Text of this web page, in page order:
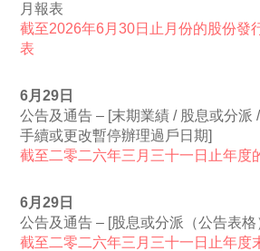
月報表
截至2026年6月30日止月份的股份發
表
6月29日
公告及通告 – [末期業績 / 股息或分派
手續或更改暫停辦理過戶日期]
截至二零二六年三月三十一日止年度
6月29日
公告及通告 – [股息或分派（公告表格
截至二零二六年三月三十一日止年度